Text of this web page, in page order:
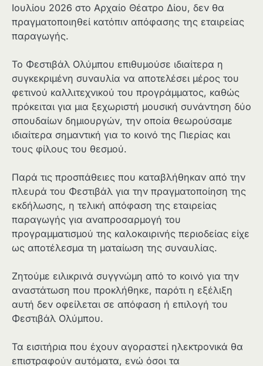
Ιουλίου 2026 στο Αρχαίο Θέατρο Δίου, δεν θα
πραγματοποιηθεί κατόπιν απόφασης της εταιρείας
παραγωγής.
Το Φεστιβάλ Ολύμπου επιθυμούσε ιδιαίτερα η
συγκεκριμένη συναυλία να αποτελέσει μέρος του
φετινού καλλιτεχνικού του προγράμματος, καθώς
πρόκειται για μια ξεχωριστή μουσική συνάντηση δύο
σπουδαίων δημιουργών, την οποία θεωρούσαμε
ιδιαίτερα σημαντική για το κοινό της Πιερίας και
τους φίλους του θεσμού.
Παρά τις προσπάθειες που καταβλήθηκαν από την
πλευρά του Φεστιβάλ για την πραγματοποίηση της
εκδήλωσης, η τελική απόφαση της εταιρείας
παραγωγής για αναπροσαρμογή του
προγραμματισμού της καλοκαιρινής περιοδείας είχε
ως αποτέλεσμα τη ματαίωση της συναυλίας.
Ζητούμε ειλικρινά συγγνώμη από το κοινό για την
αναστάτωση που προκλήθηκε, παρότι η εξέλιξη
αυτή δεν οφείλεται σε απόφαση ή επιλογή του
Φεστιβάλ Ολύμπου.
Τα εισιτήρια που έχουν αγοραστεί ηλεκτρονικά θα
επιστραφούν αυτόματα, ενώ όσοι τα